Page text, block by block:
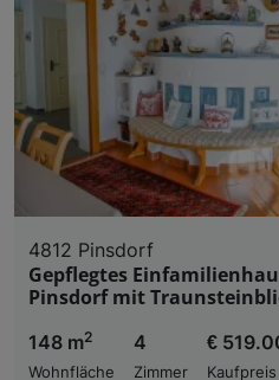
4812 Pinsdorf
Gepflegtes
Pinsdorf mit
148 m2
Wohnfläche
4
Zimmer
€
Kaufpreis